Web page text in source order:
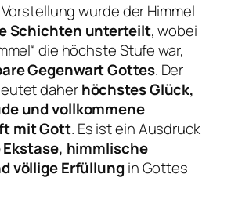
wurde der Himmel
Schichten unterteilt, wobei
die höchste Stufe war,
Gegenwart Gottes. Der
daherhöchstes Glück,
und vollkommene
mit Gott. Es ist ein Ausdruck
himmlische
völlige Erfüllung in Gottes